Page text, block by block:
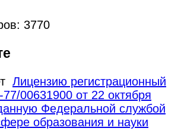
3770
Лицензию регистрационный
00631900 от 22 октября
Федеральной службой
образования и науки